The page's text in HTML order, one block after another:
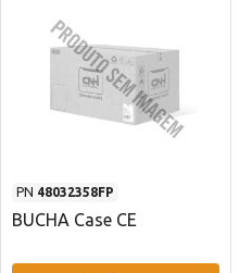
PN 48032358FP
BUCHA Case CE